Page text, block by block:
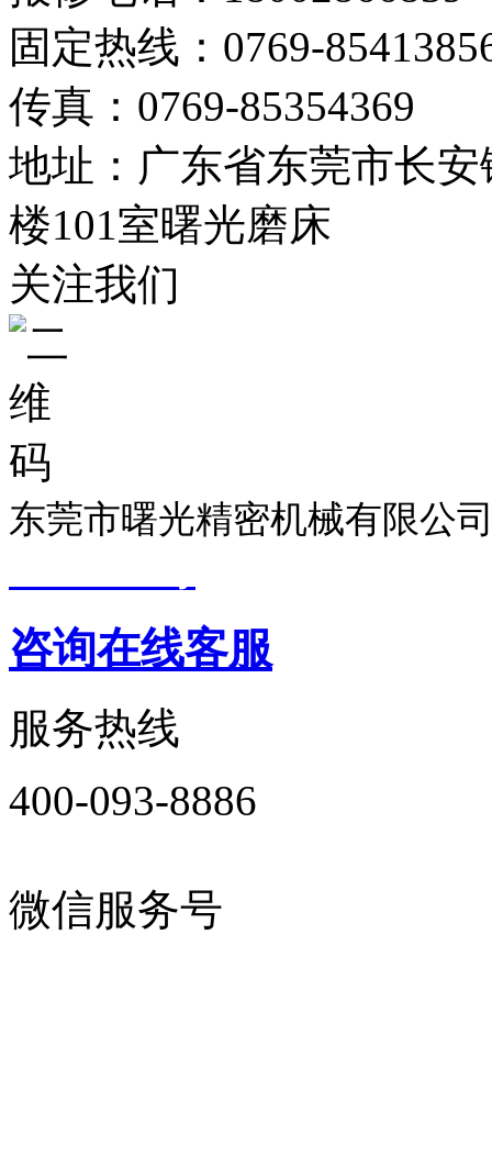
固定热线：0769-
传真：0769-85354369
地址：广东省东莞市长
楼101室曙光磨床
关注我们
东莞市曙光精密机械有限公
咨询在线客服
服务热线
400-093-8886
微信服务号